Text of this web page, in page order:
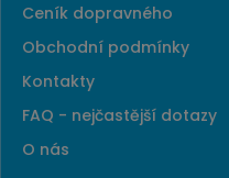
Ceník dopravného
Obchodní podmínky
Kontakty
FAQ - nejčastější dotazy
O nás